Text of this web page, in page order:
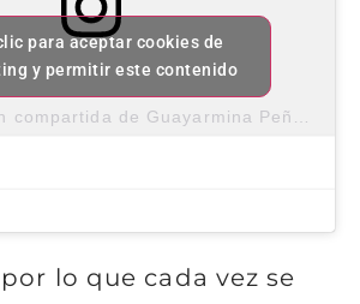
para aceptar cookies de
y permitir este contenido
lo que cada vez se